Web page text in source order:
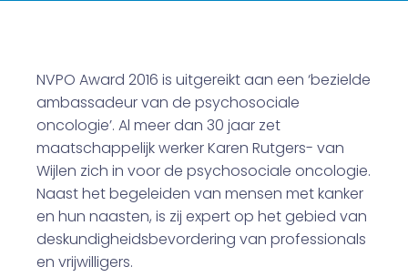
NVPO Award 2016 is uitgereikt aan een ‘bezielde
ambassadeur van de psychosociale
oncologie’. Al meer dan 30 jaar zet
maatschappelijk werker Karen Rutgers- van
Wijlen zich in voor de psychosociale oncologie.
Naast het begeleiden van mensen met kanker
en hun naasten, is zij expert op het gebied van
deskundigheidsbevordering van professionals
en vrijwilligers.